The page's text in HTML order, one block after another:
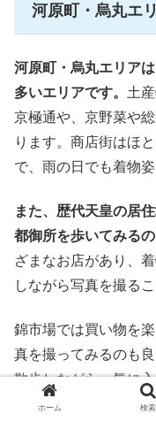
河原町・烏丸エ
河原町・烏丸エリア
多いエリアです。 土
京極通や、京野菜や
ります。商店街はほ
で、雨の日でも着物
また、歴代天皇の居
都御所を歩いてみるの
ざまなお店があり、
しながら写真を撮る
錦市場では買い物を
真を撮ってみるのも
散歩しながら、気に
すめです。
ホーム 検索